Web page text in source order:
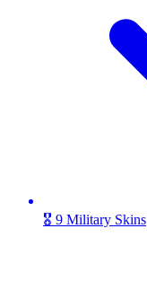
🎖️ 9 Military Skins